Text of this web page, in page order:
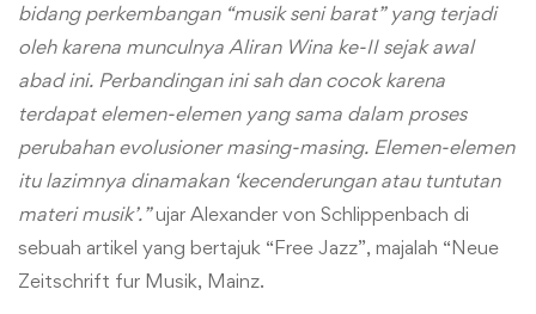
bidang perkembangan “musik seni barat” yang terjadi
oleh karena munculnya Aliran Wina ke-II sejak awal
abad ini. Perbandingan ini sah dan cocok karena
terdapat elemen-elemen yang sama dalam proses
perubahan evolusioner masing-masing. Elemen-elemen
itu lazimnya dinamakan ‘kecenderungan atau tuntutan
materi musik’.”ujar Alexander von Schlippenbach di
sebuah artikel yang bertajuk “Free Jazz”, majalah “Neue
Zeitschrift fur Musik, Mainz.